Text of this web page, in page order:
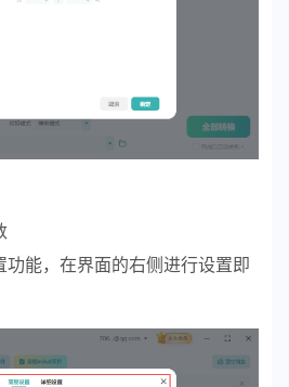
功能，在界面的右侧进行设置即